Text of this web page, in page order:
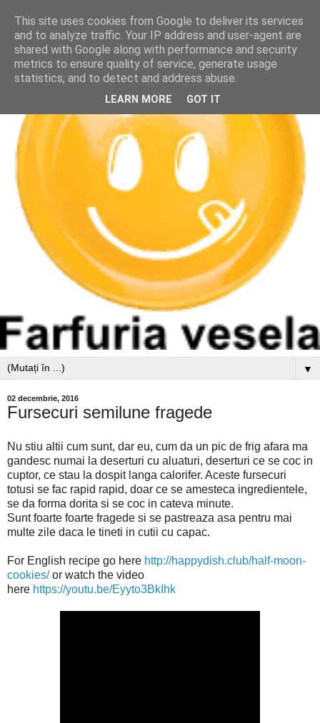
▼
02 decembrie, 2016
Fursecuri semilune fragede
Nu stiu altii cum sunt, dar eu, cum da un pic de frig afara ma
gandesc numai la deserturi cu aluaturi, deserturi ce se coc in
cuptor, ce stau la dospit langa calorifer. Aceste fursecuri
totusi se fac rapid rapid, doar ce se amesteca ingredientele,
se da forma dorita si se coc in cateva minute.
Sunt foarte foarte fragede si se pastreaza asa pentru mai
multe zile daca le tineti in cutii cu capac.
For English recipe go here http://happydish.club/half-moon-
cookies/or watch the video
here https://youtu.be/Eyyto3BkIhk
This site uses cookies from Google to deliver its services
and to analyze traffic. Your IP address and user-agent are
shared with Google along with performance and security
metrics to ensure quality of service, generate usage
statistics, and to detect and address abuse.
LEARN MORE GOT IT